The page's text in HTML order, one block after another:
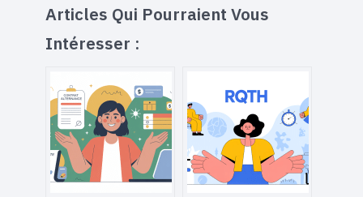
Articles Qui Pourraient Vous
Intéresser :